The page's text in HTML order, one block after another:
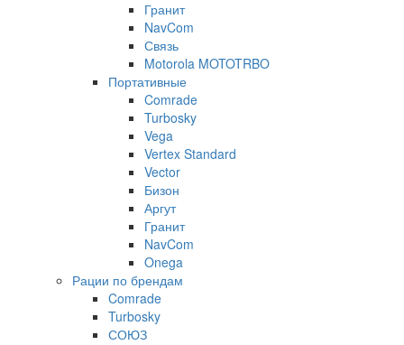
Гранит
NavCom
Связь
Motorola MOTOTRBO
Портативные
Comrade
Turbosky
Vega
Vertex Standard
Vector
Бизон
Аргут
Гранит
NavCom
Onega
Рации по брендам
Comrade
Turbosky
СОЮЗ